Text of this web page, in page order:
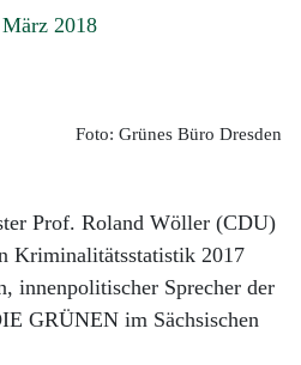
2018
Foto: Grünes Büro Dresden
Prof. Roland Wöller (CDU)
Kriminalitätsstatistik 2017
innenpolitischer Sprecher der
GRÜNEN im Sächsischen